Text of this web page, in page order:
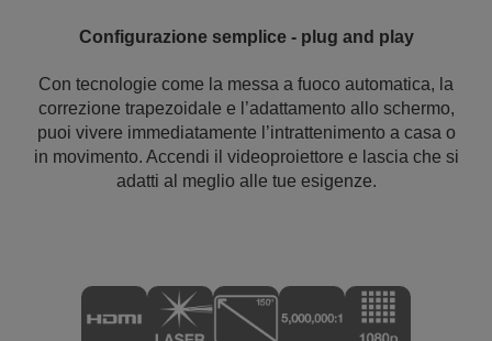
Configurazione semplice - plug and play
Con tecnologie come la messa a fuoco automatica, la
correzione trapezoidale e l’adattamento allo schermo,
puoi vivere immediatamente l’intrattenimento a casa o
in movimento. Accendi il videoproiettore e lascia che si
adatti al meglio alle tue esigenze.